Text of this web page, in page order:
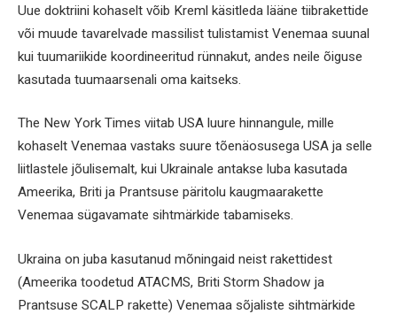
Uue doktriini kohaselt võib Kreml käsitleda lääne tiibrakettide
või muude tavarelvade massilist tulistamist Venemaa suunal
kui tuumariikide koordineeritud rünnakut, andes neile õiguse
kasutada tuumaarsenali oma kaitseks.
The New York Times viitab USA luure hinnangule, mille
kohaselt Venemaa vastaks suure tõenäosusega USA ja selle
liitlastele jõulisemalt, kui Ukrainale antakse luba kasutada
Ameerika, Briti ja Prantsuse päritolu kaugmaarakette
Venemaa sügavamate sihtmärkide tabamiseks.
Ukraina on juba kasutanud mõningaid neist rakettidest
(Ameerika toodetud ATACMS, Briti Storm Shadow ja
Prantsuse SCALP rakette) Venemaa sõjaliste sihtmärkide